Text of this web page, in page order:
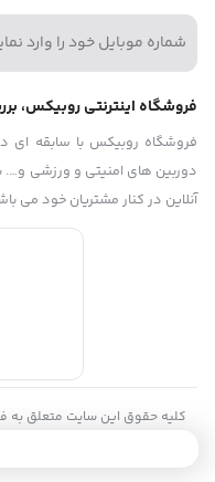
فروشگاه اینترنتی روبیکس،
فروشگاه روبیکس با سابقه ای
دوربین های امنیتی و ورزشی
آنلاین در کنار مشتریان خود می
کلیه حقوق این سایت متعلق به